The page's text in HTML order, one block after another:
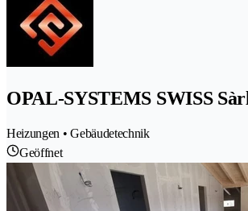
OPAL-SYSTEMS SWISS Sàrl
Heizungen • Gebäudetechnik
Geöffnet